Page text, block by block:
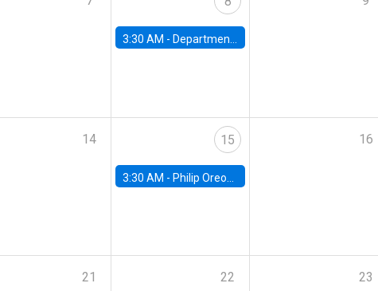
3:30 AM - Department Seminar: James Robinson
14 15
3:30 AM - Philip Oreopolous, University of Toronto
16
21 22 23